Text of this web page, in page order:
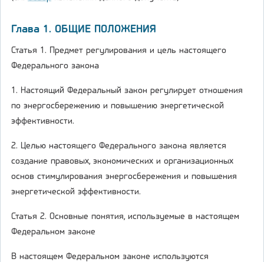
Глава 1. ОБЩИЕ ПОЛОЖЕНИЯ
Статья 1. Предмет регулирования и цель настоящего
Федерального закона
1. Настоящий Федеральный закон регулирует отношения
по энергосбережению и повышению энергетической
эффективности.
2. Целью настоящего Федерального закона является
создание правовых, экономических и организационных
основ стимулирования энергосбережения и повышения
энергетической эффективности.
Статья 2. Основные понятия, используемые в настоящем
Федеральном законе
В настоящем Федеральном законе используются